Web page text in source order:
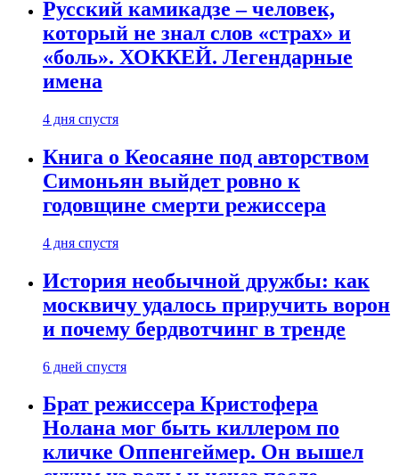
Русский камикадзе – человек,
который не знал слов «страх» и
«боль». ХОККЕЙ. Легендарные
имена
4 дня спустя
Книга о Кеосаяне под авторством
Симоньян выйдет ровно к
годовщине смерти режиссера
4 дня спустя
История необычной дружбы: как
москвичу удалось приручить ворон
и почему бердвотчинг в тренде
6 дней спустя
Брат режиссера Кристофера
Нолана мог быть киллером по
кличке Оппенгеймер. Он вышел